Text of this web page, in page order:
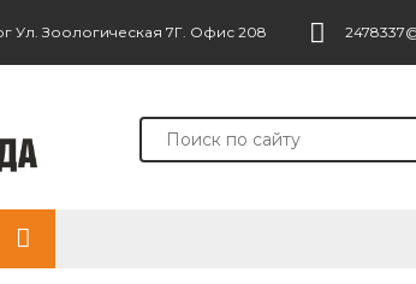
Ул. Зоологическая 7Г. Офис 208